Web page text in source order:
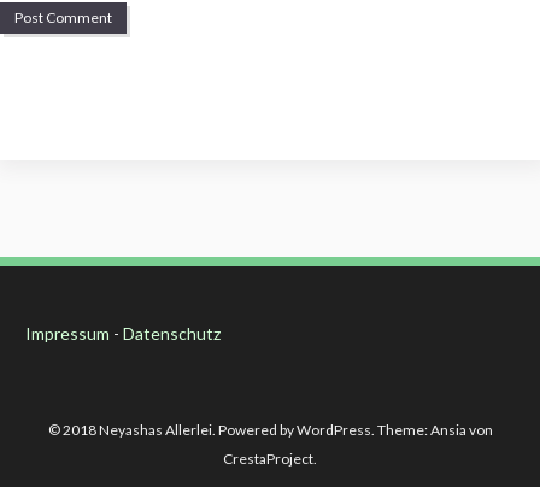
Impressum - Datenschutz
© 2018 Neyashas Allerlei. Powered by WordPress. Theme: Ansia von
CrestaProject.